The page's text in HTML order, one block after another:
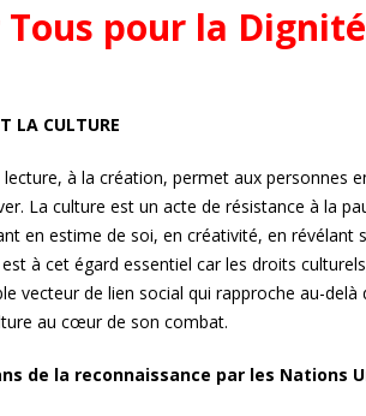
Tous pour la Dignité
LA CULTURE
lecture, à la création, permet aux
La culture est un acte de résistance à la
en estime de soi, en créativité, en
à cet égard essentiel car les droits
vecteur de lien social qui rapproche au-delà
au cœur de son combat.
ans de la reconnaissance par les
qualité de vos
Provence, au plus près des
Métropole le Mag » :
du magazine de
GPC
limitée
3 bis f